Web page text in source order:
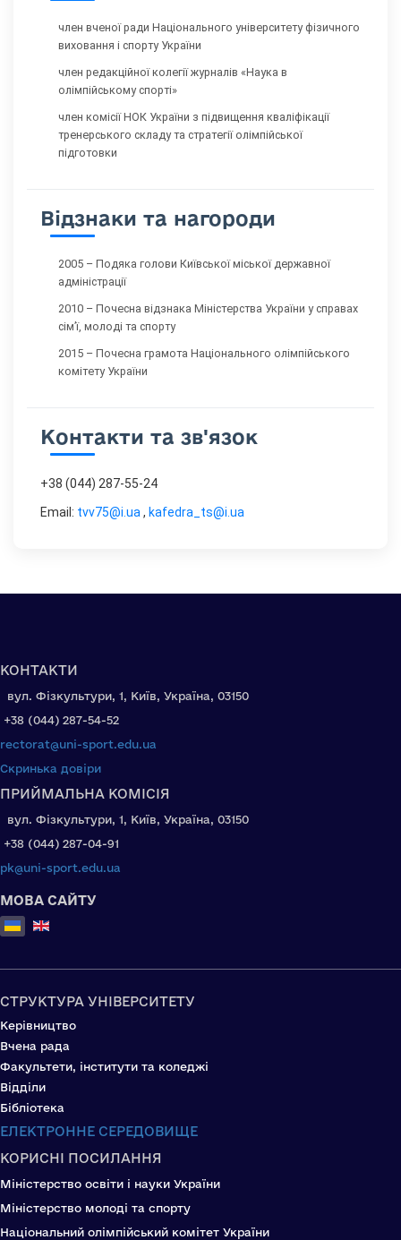
член вченої ради Національного університету фізичного
виховання і спорту України
член редакційної колегії журналів «Наука в
олімпійському спорті»
член комісії НОК України з підвищення кваліфікації
тренерського складу та стратегії олімпійської
підготовки
Відзнаки та нагороди
2005 – Подяка голови Київської міської державної
адміністрації
2010 – Почесна відзнака Міністерства України у справах
сім’ї, молоді та спорту
2015 – Почесна грамота Національного олімпійського
комітету України
Контакти та зв'язок
+38 (044) 287-55-24
Email: tvv75@i.ua , kafedra_ts@i.ua
КОНТАКТИ
вул. Фізкультури, 1, Київ, Україна, 03150
+38 (044) 287-54-52
rectorat@uni-sport.edu.ua
Скринька довіри
ПРИЙМАЛЬНА КОМІСІЯ
вул. Фізкультури, 1, Київ, Україна, 03150
+38 (044) 287-04-91
pk@uni-sport.edu.ua
МОВА САЙТУ
Оберіть свою мову
СТРУКТУРА УНІВЕРСИТЕТУ
Керівництво
Вчена рада
Факультети, інститути та коледжі
Відділи
Бібліотека
ЕЛЕКТРОННЕ СЕРЕДОВИЩЕ
КОРИСНІ ПОСИЛАННЯ
Міністерство освіти і науки України
Міністерство молоді та спорту
Національний олімпійський комітет України